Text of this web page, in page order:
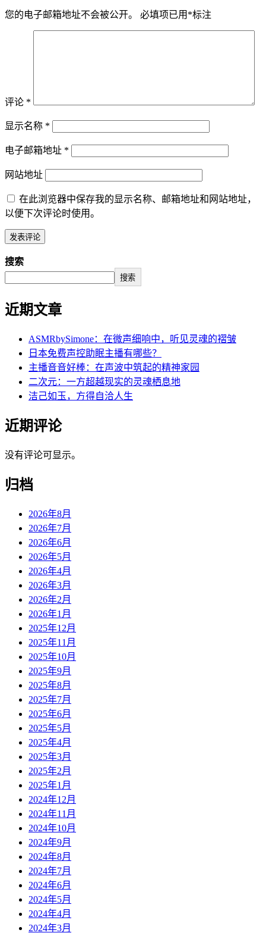
您的电子邮箱地址不会被公开。 必填项已用 *标注
评论 *
显示名称 *
电子邮箱地址 *
网站地址
在此浏览器中保存我的显示名称、邮箱地址和网站地址，
以便下次评论时使用。
搜索
搜索
近期文章
ASMRbySimone：在微声细响中，听见灵魂的褶皱
日本免费声控助眠主播有哪些？
主播音音好棒：在声波中筑起的精神家园
二次元：一方超越现实的灵魂栖息地
洁己如玉，方得自洽人生
近期评论
没有评论可显示。
归档
2026年8月
2026年7月
2026年6月
2026年5月
2026年4月
2026年3月
2026年2月
2026年1月
2025年12月
2025年11月
2025年10月
2025年9月
2025年8月
2025年7月
2025年6月
2025年5月
2025年4月
2025年3月
2025年2月
2025年1月
2024年12月
2024年11月
2024年10月
2024年9月
2024年8月
2024年7月
2024年6月
2024年5月
2024年4月
2024年3月